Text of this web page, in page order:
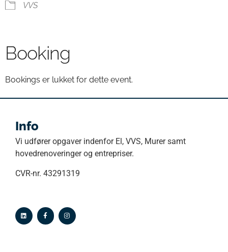
VVS
Booking
Bookings er lukket for dette event.
Info
Vi udfører opgaver indenfor El, VVS, Murer samt
hovedrenoveringer og entrepriser.
CVR-nr. 43291319